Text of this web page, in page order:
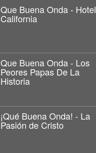
Que Buena Onda - Hotel
California
Que Buena Onda - Los
Peores Papas De La
Historia
¡Qué Buena Onda! - La
Pasión de Cristo